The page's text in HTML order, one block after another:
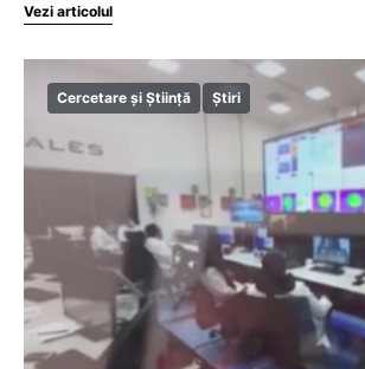
Vezi articolul
Cercetare și Știință Știri